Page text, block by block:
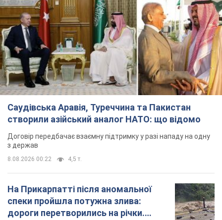
Саудівська Аравія, Туреччина та Пакистан
створили азійський аналог НАТО: що відомо
Договір передбачає взаємну підтримку у разі нападу на одну
з держав
8.08.2026 00:22 4,5 т.
На Прикарпатті після аномальної
спеки пройшла потужна злива:
дороги перетворились на річки.